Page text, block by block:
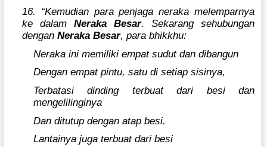
16. “Kemudian para penjaga neraka melemparnya
ke dalamNeraka Besar. Sekarang sehubungan
denganNeraka Besar, para bhikkhu:
Neraka ini memiliki empat sudut dan dibangun
Dengan empat pintu, satu di setiap sisinya,
Terbatasi dinding terbuat dari besi dan
mengelilinginya
Dan ditutup dengan atap besi.
Lantainya juga terbuat dari besi